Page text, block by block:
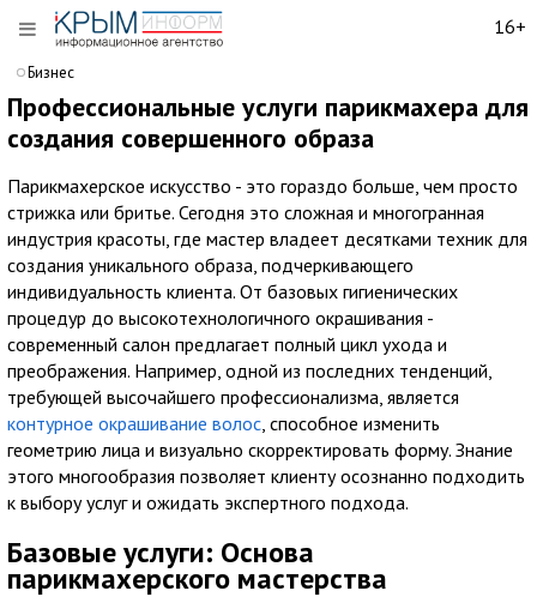
16+
Бизнес
Профессиональные услуги парикмахера для
создания совершенного образа
Парикмахерское искусство - это гораздо больше, чем просто
стрижка или бритье. Сегодня это сложная и многогранная
индустрия красоты, где мастер владеет десятками техник для
создания уникального образа, подчеркивающего
индивидуальность клиента. От базовых гигиенических
процедур до высокотехнологичного окрашивания -
современный салон предлагает полный цикл ухода и
преображения. Например, одной из последних тенденций,
требующей высочайшего профессионализма, является
контурное окрашивание волос, способное изменить
геометрию лица и визуально скорректировать форму. Знание
этого многообразия позволяет клиенту осознанно подходить
к выбору услуг и ожидать экспертного подхода.
Базовые услуги: Основа
парикмахерского мастерства